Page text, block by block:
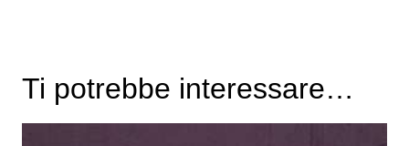
Ti potrebbe interessare…